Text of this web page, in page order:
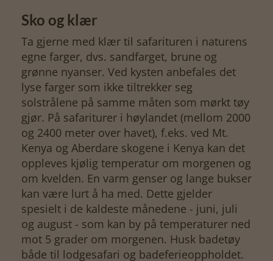
Sko og klær
Ta gjerne med klær til safarituren i naturens
egne farger, dvs. sandfarget, brune og
grønne nyanser. Ved kysten anbefales det
lyse farger som ikke tiltrekker seg
solstrålene på samme måten som mørkt tøy
gjør. På safariturer i høylandet (mellom 2000
og 2400 meter over havet), f.eks. ved Mt.
Kenya og Aberdare skogene i Kenya kan det
oppleves kjølig temperatur om morgenen og
om kvelden. En varm genser og lange bukser
kan være lurt å ha med. Dette gjelder
spesielt i de kaldeste månedene - juni, juli
og august - som kan by på temperaturer ned
mot 5 grader om morgenen. Husk badetøy
både til lodgesafari og badeferieoppholdet.